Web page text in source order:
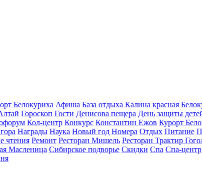
Белокуриха Афиша База отдыха Калина красная
Гороскоп Гости Денисова пещера День защиты
Кол-центр Конкурс Константин Ежов Курорт
Награды Наука Новый год Номера Отдых Питание
чтения Ремонт Ресторан Мишель Ресторан Трактир
Масленица Сибирское подворье Скидки Спа Спа-центр